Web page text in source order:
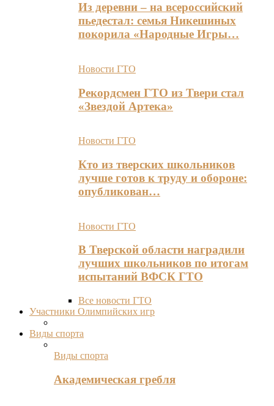
Из деревни – на всероссийский
пьедестал: семья Никешиных
покорила «Народные Игры…
Новости ГТО
Рекордсмен ГТО из Твери стал
«Звездой Артека»
Новости ГТО
Кто из тверских школьников
лучше готов к труду и обороне:
опубликован…
Новости ГТО
В Тверской области наградили
лучших школьников по итогам
испытаний ВФСК ГТО
Все новости ГТО
Участники Олимпийских игр
Виды спорта
Виды спорта
Академическая гребля